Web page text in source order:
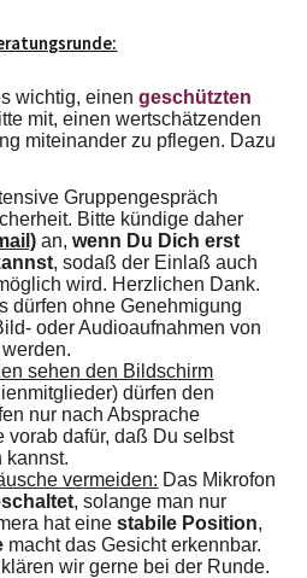
wichtig, einengeschützten
mit, einen wertschätzenden
miteinander zu pflegen. Dazu
Gruppengespräch
Bitte kündige daher
an,wenn Du Dich erst
, sodaß der Einlaß auch
wird. Herzlichen Dank.
dürfen ohne Genehmigung
oder Audioaufnahmen von
sehen den Bildschirm
dürfen den
nur nach Absprache
vorab dafür, daß Du selbst
kannst.
vermeiden: Das Mikrofon
, solange man nur
hat einestabile Position,
macht das Gesicht erkennbar.
wir gerne bei der Runde.